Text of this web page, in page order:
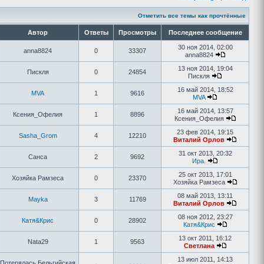
Отметить все темы как прочтённые
Автор Ответы Просмотры Последнее сообщение
anna8824 0 33307
30 ноя 2014, 02:00
anna8824
Пискля 0 24854
13 ноя 2014, 19:04
Пискля
MVA 1 9616
16 май 2014, 18:52
MVA
Ксения_Офелия 1 8896
16 май 2014, 13:57
Ксения_Офелия
Sasha_Grom 4 12210
23 фев 2014, 19:15
Виталий Орлов
Санса 2 9692
31 окт 2013, 20:32
Ира.
Хозяйка Рамзеса 0 23370
25 окт 2013, 17:01
Хозяйка Рамзеса
Mayka 3 11769
08 май 2013, 13:11
Виталий Орлов
Катя&Крис 0 28902
08 ноя 2012, 23:27
Катя&Крис
Nata29 1 9563
13 окт 2011, 16:12
Светлана
13 июл 2011, 14:13